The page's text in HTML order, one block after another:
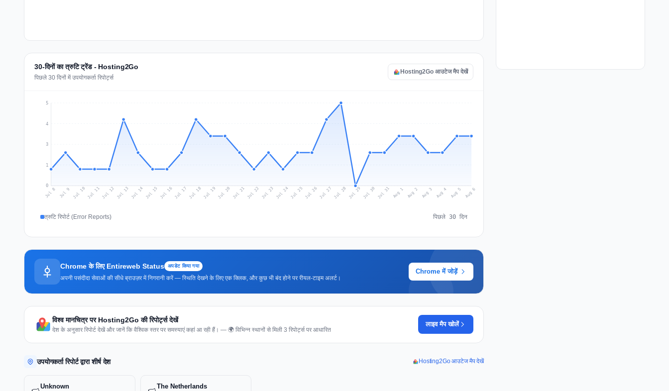
30-दिनों का त्रुटि ट्रेंड - Hosting2Go
पिछले 30 दिनों में उपयोगकर्ता रिपोर्ट्स
Hosting2Go आउटेज मैप देखें
0
1
3
4
5
Jul 8 Jul 9 Jul 10 Jul 11Jul 12 Jul 13 Jul 14 Jul 15 Jul 16Jul 17 Jul 18Jul 19 Jul 20 Jul 21 Jul 22 Jul 23 Jul 24Jul 25 Jul 26Jul 27 Jul 28 Jul 29 Jul 30 Jul 31 Aug 1 Aug 2 Aug 3 Aug 4 Aug 5 Aug 6
त्रुटि रिपोर्ट (Error Reports) पिछले 30 दिन
Chrome के लिए Entireweb Status अपडेट किया गया
अपनी पसंदीदा सेवाओं की सीधे ब्राउज़र में निगरानी करें — स्थिति देखने के लिए एक क्लिक, और कुछ भी बंद होने पर रीयल-टाइम अलर्ट।
Chrome में जोड़ें
विश्व मानचित्र पर Hosting2Go की रिपोर्ट्स देखें
देश के अनुसार रिपोर्ट देखें और जानें कि वैश्विक स्तर पर समस्याएं कहां आ रही हैं। — 🌍 विभिन्न स्थानों से मिली 3 रिपोर्ट्स पर आधारित
लाइव मैप खोलें
उपयोगकर्ता रिपोर्ट द्वारा शीर्ष देश Hosting2Go आउटेज मैप देखें
Unknown The Netherlands